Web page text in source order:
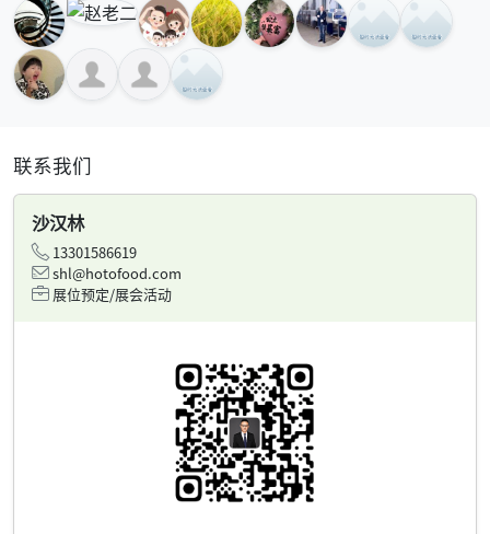
联系我们
沙汉林
13301586619
shl@hotofood.com
展位预定/展会活动